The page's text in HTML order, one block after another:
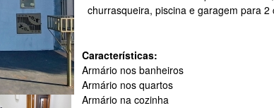
churrasqueira, piscina e garagem para 2
Características:
Armário nos banheiros
Armário nos quartos
Armário na cozinha